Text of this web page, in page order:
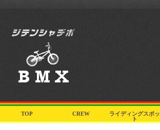
TOP CREW
ライディングスポッ
ト